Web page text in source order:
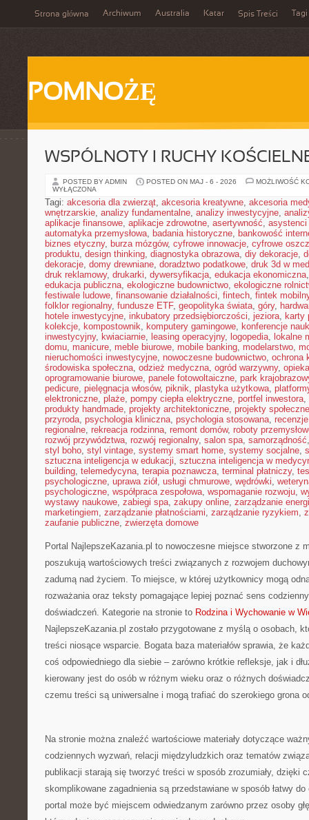
Strona główna Archiwum Australia Katar Spis Treści Tagi
POMNOŻĘ
WSPÓLNOTY I RUCHY
POSTED BY ADMIN POSTED ON MAJ - 6 - 2026
MOŻLIWOŚĆ
WYŁĄCZONA
Tagi: akcesoria dla zwierząt, akcesoria kreatywne, akcesoria
wnętrzarskie, analizy fundamentalne, analizy inwestycyjne,
aplikacje finansowe, aplikacje zdrowotne, asertywność, asystenci
automatyka przemysłowa, badania historyczne, bankowość
biznes etyczny, burza mózgów, cyfrowe innowacje, cyfrowe
produktu, design thinking, diagnostyka obrazowa, diy dekoracje,
dekoracje, domy drewniane, doradztwo podatkowe, druk 3d w
druk reklamowy, drukarki, dywersyfikacja, edukacja ekonomiczna
edukacja publiczna, ekologiczne budownictwo, ekologiczne
festiwale ludowe, finansowanie działalności, fintech, fintek
folklor regionalny, fundusze ETF, geopolityka świata, góry,
hotele inwestycyjne, inkubatory przedsiębiorczości, jeziora, karty
kolekcje, kompostownik, komputery gamingowe, konferencje
inwestycyjny, kwiaciarnie, leasing operacyjny, logopedia, lokalne
domu, manicure, meble biurowe, mobile banking, modelarstwo,
nieruchomości inwestycyjne, nowoczesne budownictwo, ochrona
środowiska społeczna, odzież medyczna, ogród warzywny,
oprogramowanie biurowe, panele fotowoltaiczne, park
pedicure, pielęgnacja włosów, piknik, plastyka użytkowa,
elektroniczne, plaże, pompy ciepła elektryczne, portfel inwestora,
produkty handmade, projekty architektoniczne, projekty społeczne
przyroda, psychologia kliniczna, psychologia stosowana,
regionalne, rekreacja rodzinna, remont domów, roboty
rozwój przywództwa, rozwój regionalny, salon spa, samorządność
styl boho, styl vintage, systemy smart home, systemy socjalne,
sztuczna inteligencja w edukacji, sztuczna inteligencja w
building, telemedycyna, terapia poznawcza, terminal płatniczy,
psychologiczne, uprawa ziół, usługi chmurowe, wędrówki,
psychologiczne, współpraca zespołowa, wspomaganie rozwoju,
wystawy naukowe, zabiegi spa, zakupy online, zarządzanie
marketingiem, zarządzanie płatnościami, zarządzanie ryzykiem,
zaufanie publiczne, zwierzęta domowe
Portal NajlepszeKazania.pl to nowoczesne miejsce stworzone z
poszukują wartościowych treści związanych z rozwojem
zadumą nad życiem. To miejsce, w której użytkownicy mogą
rozważania oraz teksty pomagające lepiej poznać sens
doświadczeń. Kategorie na stronie to Rodzina i Wychowanie w
NajlepszeKazania.pl zostało przygotowane z myślą o osobach,
treści niosące wsparcie. Bogata baza materiałów sprawia, że
coś odpowiedniego dla siebie – zarówno krótkie refleksje, jak i
kierowany jest do osób w różnym wieku oraz o różnych
czemu treści są uniwersalne i mogą trafiać do szerokiego grona
Na stronie można znaleźć wartościowe materiały dotyczące
codziennych wyzwań, relacji międzyludzkich oraz tematów
publikacji starają się tworzyć treści w sposób zrozumiały, dzięki
skomplikowane zagadnienia są przedstawiane w sposób łatwy
portal może być miejscem odwiedzanym zarówno przez osoby